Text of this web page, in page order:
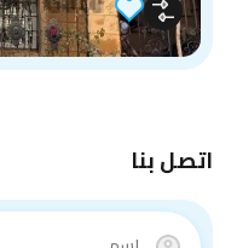
اتصل بنا